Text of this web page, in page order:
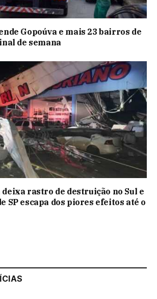
Gopoúva e mais 23 bairros de
de semana
rastro de destruição no Sul e
SP escapa dos piores efeitos até o